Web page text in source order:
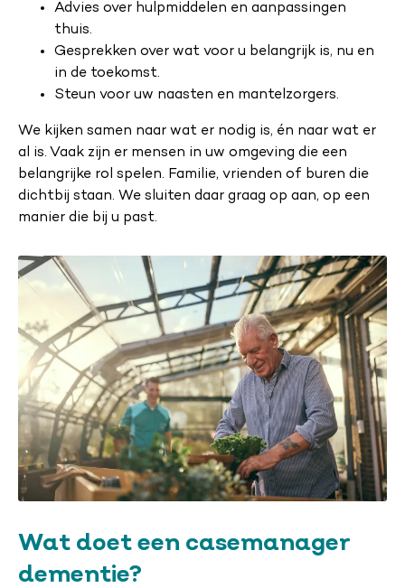
Advies over hulpmiddelen en aanpassingen
thuis.
Gesprekken over wat voor u belangrijk is, nu en
in de toekomst.
Steun voor uw naasten en mantelzorgers.
We kijken samen naar wat er nodig is, én naar wat er
al is. Vaak zijn er mensen in uw omgeving die een
belangrijke rol spelen. Familie, vrienden of buren die
dichtbij staan. We sluiten daar graag op aan, op een
manier die bij u past.
Wat doet een casemanager
dementie?